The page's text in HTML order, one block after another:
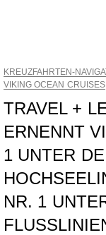
KREUZFAHRTEN-
VIKING OCEAN CRUISES
TRAVEL +
ERNENNT
1 UNTER
NR. 1